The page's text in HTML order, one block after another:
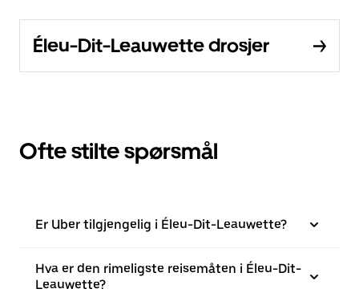
Éleu-Dit-Leauwette drosjer
Ofte stilte spørsmål
Er Uber tilgjengelig i Éleu-Dit-Leauwette?
Hva er den rimeligste reisemåten i Éleu-Dit-
Leauwette?